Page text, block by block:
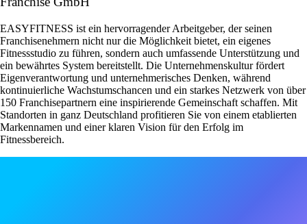
EASYFITNESS ist ein hervorragender Arbeitgeber, der seinen
Franchisenehmern nicht nur die Möglichkeit bietet, ein eigenes
Fitnessstudio zu führen, sondern auch umfassende Unterstützung und
ein bewährtes System bereitstellt. Die Unternehmenskultur fördert
Eigenverantwortung und unternehmerisches Denken, während
kontinuierliche Wachstumschancen und ein starkes Netzwerk von über
150 Franchisepartnern eine inspirierende Gemeinschaft schaffen. Mit
Standorten in ganz Deutschland profitieren Sie von einem etablierten
Markennamen und einer klaren Vision für den Erfolg im
Fitnessbereich.